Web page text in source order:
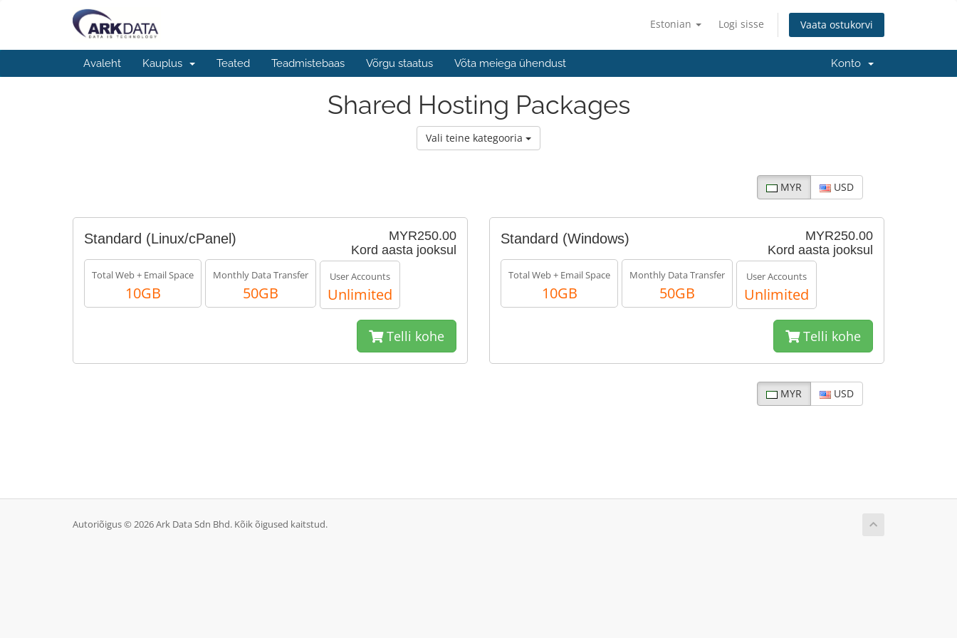
Estonian Logi sisse Vaata ostukorvi
Avaleht Kauplus Teated Teadmistebaas Võrgu staatus Võta meiega ühendust Konto
Shared Hosting Packages
Vali teine kategooria
MYR USD
MYR250.00
Kord aasta jooksul
Standard (Linux/cPanel)
Total Web + Email Space
10GB
Monthly Data Transfer
50GB
User Accounts
Unlimited
Telli kohe
MYR250.00
Kord aasta jooksul
Standard (Windows)
Total Web + Email Space
10GB
Monthly Data Transfer
50GB
User Accounts
Unlimited
Telli kohe
MYR USD
Autoriõigus © 2026 Ark Data Sdn Bhd. Kõik õigused kaitstud.